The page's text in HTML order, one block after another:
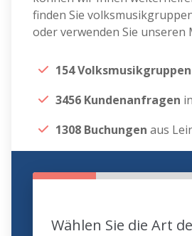
finden Sie
oder verwenden Sie unseren
154 Volksmusikgruppen
3456 Kundenanfragen
1308 Buchungen aus
Wählen Sie die Art